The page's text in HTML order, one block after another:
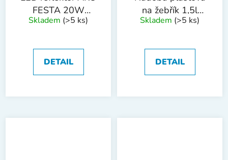
FESTA 20W
2000lm/5000k
baterie a
nabíječky)
Skladem (>5 ks)
DETAIL
na žebřík 1,5l
1514
Skladem (>5 ks)
DETAIL